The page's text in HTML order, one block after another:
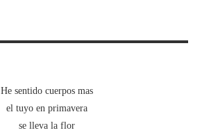
He sentido cuerpos mas
el tuyo en primavera
se lleva la flor